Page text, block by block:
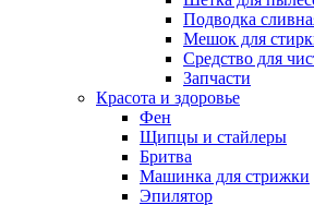
Подводка
Мешок для
Средство для
Запчасти
Красота и здоровье
Фен
Щипцы и стайлеры
Бритва
Машинка для стрижки
Эпилятор